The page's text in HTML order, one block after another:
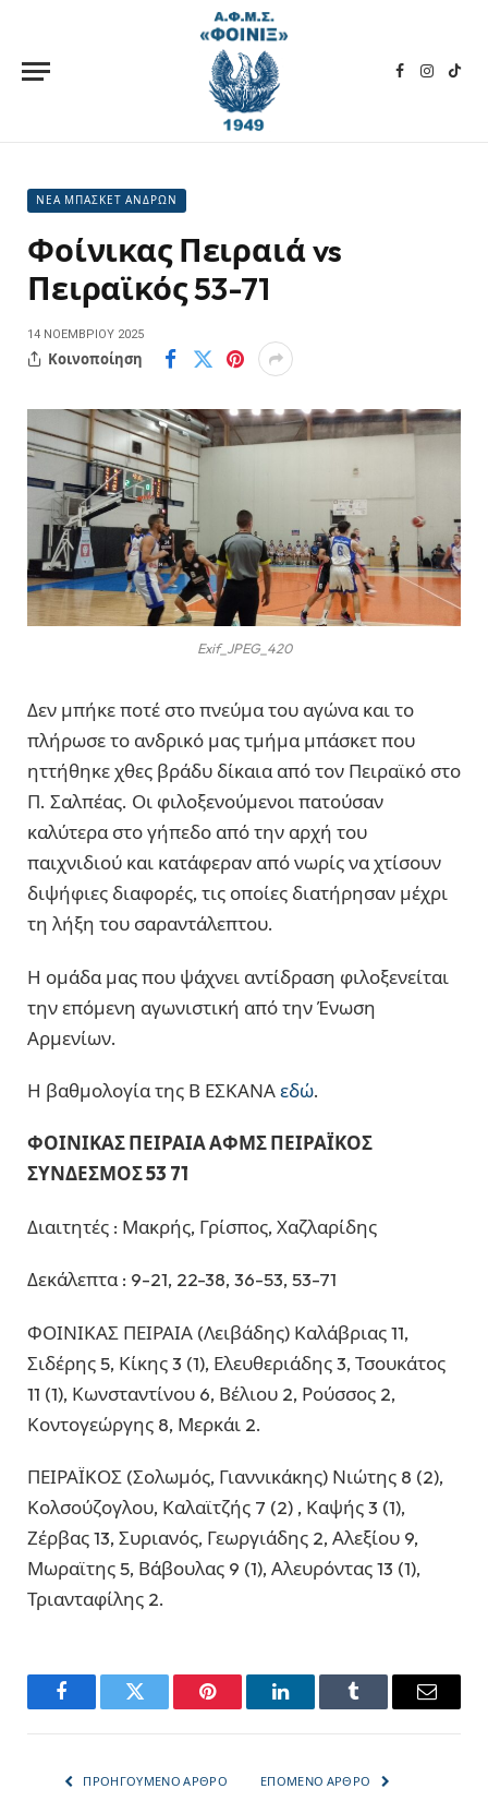
Facebook
ΝΕΑ ΜΠΑΣΚΕΤ ΑΝΔΡΩΝ
Φοίνικας Πειραιά vs
Πειραϊκός 53-71
14 ΝΟΕΜΒΡΊΟΥ 2025
Κοινοποίηση
Exif_JPEG_420
Δεν μπήκε ποτέ στο πνεύμα του αγώνα και το
πλήρωσε το ανδρικό μας τμήμα μπάσκετ που
ηττήθηκε χθες βράδυ δίκαια από τον Πειραϊκό στο
Π. Σαλπέας. Οι φιλοξενούμενοι πατούσαν
καλύτερα στο γήπεδο από την αρχή του
παιχνιδιού και κατάφεραν από νωρίς να χτίσουν
διψήφιες διαφορές, τις οποίες διατήρησαν μέχρι
τη λήξη του σαραντάλεπτου.
Η ομάδα μας που ψάχνει αντίδραση φιλοξενείται
την επόμενη αγωνιστική από την Ένωση
Αρμενίων.
Η βαθμολογία της Β ΕΣΚΑΝΑεδώ.
ΦΟΙΝΙΚΑΣ ΠΕΙΡΑΙΑ ΑΦΜΣ ΠΕΙΡΑΪΚΟΣ
ΣΥΝΔΕΣΜΟΣ 53 71
Διαιτητές : Μακρής, Γρίσπος, Χαζλαρίδης
Δεκάλεπτα : 9-21, 22-38, 36-53, 53-71
ΦΟΙΝΙΚΑΣ ΠΕΙΡΑΙΑ (Λειβάδης) Καλάβριας 11,
Σιδέρης 5, Κίκης 3 (1), Ελευθεριάδης 3, Τσουκάτος
11 (1), Κωνσταντίνου 6, Βέλιου 2, Ρούσσος 2,
Κοντογεώργης 8, Μερκάι 2.
ΠΕΙΡΑΪΚΟΣ (Σολωμός, Γιαννικάκης) Νιώτης 8 (2),
Κολσούζογλου, Καλαϊτζής 7 (2) , Καψής 3 (1),
Ζέρβας 13, Συριανός, Γεωργιάδης 2, Αλεξίου 9,
Μωραϊτης 5, Βάβουλας 9 (1), Αλευρόντας 13 (1),
Τριανταφίλης 2.
FacebookTwitter Pinterest LinkedInTumblr Email
ΠΡΟΗΓΟΎΜΕΝΟ ΆΡΘΡΟ ΕΠΌΜΕΝΟ ΆΡΘΡΟ